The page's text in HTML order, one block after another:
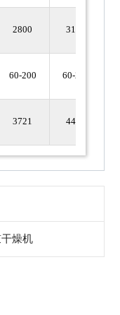
2800 3100
60-200 60-200
3721 4462
燥机